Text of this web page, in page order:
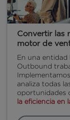
Convertir las
motor de
En una
Outbound
analiza todas
oportunidades
la eficiencia en